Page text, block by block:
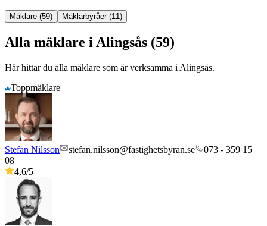
Mäklare (59) Mäklarbyråer (11)
Alla mäklare i Alingsås (59)
Här hittar du alla mäklare som är verksamma i Alingsås.
Toppmäklare
Stefan Nilsson stefan.nilsson@fastighetsbyran.se
073 - 359 15
08
4,6/5